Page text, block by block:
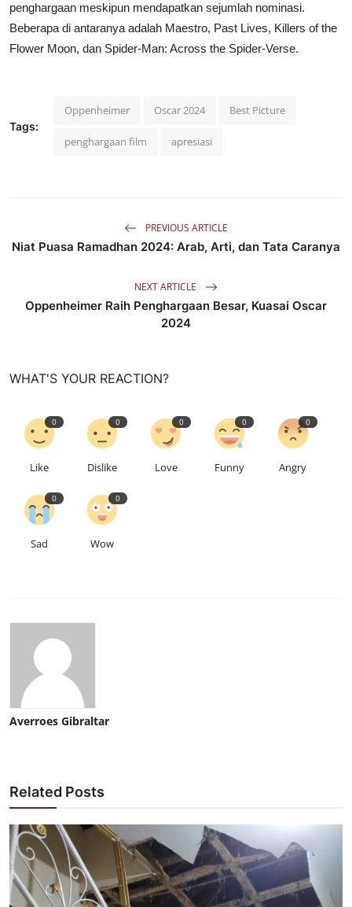
penghargaan meskipun mendapatkan sejumlah nominasi.
Beberapa di antaranya adalah Maestro, Past Lives, Killers of the
Flower Moon, dan Spider-Man: Across the Spider-Verse.
Tags:
Oppenheimer Oscar 2024 Best Picture
penghargaan film apresiasi
PREVIOUS ARTICLE
Niat Puasa Ramadhan 2024: Arab, Arti, dan Tata Caranya
NEXT ARTICLE
Oppenheimer Raih Penghargaan Besar, Kuasai Oscar
2024
WHAT'S YOUR REACTION?
0
Like
0
Dislike
0
Love
0
Funny
0
Angry
0
Sad
0
Wow
Averroes Gibraltar
Related Posts